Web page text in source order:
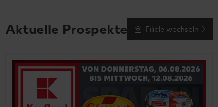
Aktuelle Prospekte Filiale wechseln